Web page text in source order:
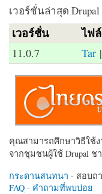
เวอร์ชั่นล่าสุด Drupal
เวอร์ชั่น ไฟล์
11.0.7 Tar |
คุณสามารถศึกษาวิธีใช้ง
จากชุมชนผู้ใช้ Drupal ช
กระดานสนทนา - สอบถ
FAQ - คำถามที่พบบ่อย